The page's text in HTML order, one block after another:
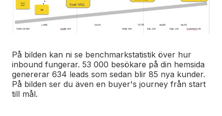
På bilden kan ni se benchmarkstatistik över hur
inbound fungerar. 53 000 besökare på din hemsida
genererar 634 leads som sedan blir 85 nya kunder.
På bilden ser du även en buyer's journey från start
till mål.